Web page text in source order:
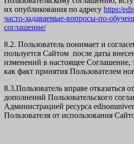
их опубликования по адресу https:/
часто-задаваемые-вопросы-по-
соглашение/
8.2. Пользователь понимает и
пользуется Сайтом после даты
изменений в настоящее Соглашение,
как факт принятия Пользователем
8.3.Пользователь вправе отказаться
дополнений Пользовательского
Администрацией ресурса
Пользователя от использования